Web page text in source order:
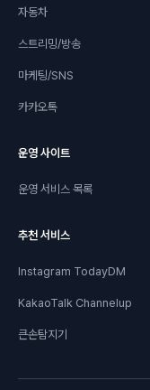
자동차
스트리밍/방송
마케팅/SNS
카카오톡
운영 사이트
운영 서비스 목록
추천 서비스
Instagram TodayDM
KakaoTalk Channelup
큰손탐지기